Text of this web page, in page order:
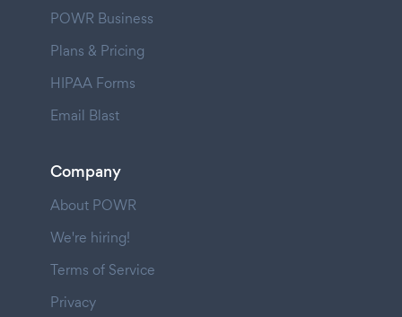
POWR Business
Plans & Pricing
HIPAA Forms
Email Blast
Company
About POWR
We're hiring!
Terms of Service
Privacy